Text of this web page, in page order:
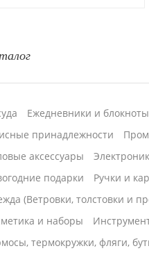
Ежедневники и блокноты
принадлежности
аксессуары
подарки
Ручки и
(Ветровки, толстовки и
и наборы
термокружки, фляги,